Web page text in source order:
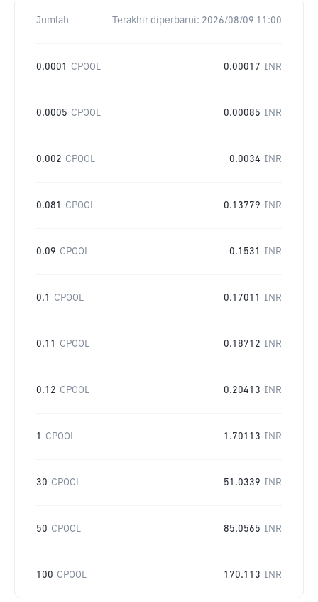
Jumlah Terakhir diperbarui: 2026/08/09 11:00
0.0001 CPOOL 0.00017 INR
0.0005 CPOOL 0.00085 INR
0.002 CPOOL 0.0034 INR
0.081 CPOOL 0.13779 INR
0.09 CPOOL 0.1531 INR
0.1 CPOOL 0.17011 INR
0.11 CPOOL 0.18712 INR
0.12 CPOOL 0.20413 INR
1 CPOOL 1.70113 INR
30 CPOOL 51.0339 INR
50 CPOOL 85.0565 INR
100 CPOOL 170.113 INR